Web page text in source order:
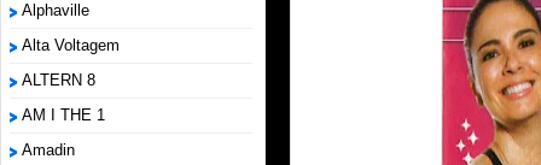
Alphaville
Alta Voltagem
ALTERN 8
AM I THE 1
Amadin